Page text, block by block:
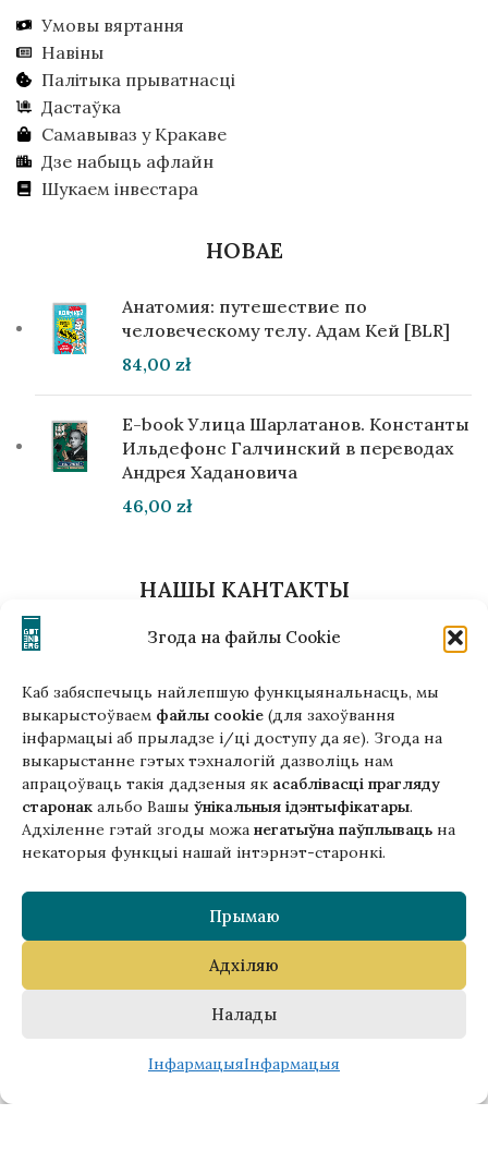
Згода на файлы Cookie
Каб забяспечыць найлепшую функцыянальнасць, мы
выкарыстоўваем файлы cookie (для захоўвання
інфармацыі аб прыладзе і/ці доступу да яе). Згода на
выкарыстанне гэтых тэхналогій дазволіць нам
апрацоўваць такія дадзеныя як асаблівасці прагляду
старонак альбо Вашы ўнікальныя ідэнтыфікатары.
Адхіленне гэтай згоды можа негатыўна паўплываць на
некаторыя функцыі нашай інтэрнэт-старонкі.
Прымаю
Адхіляю
Налады
ІнфармацыяІнфармацыя
Гэтая версія сайта створана
ў рамках праекта ArtPower
Умовы вяртання
Навіны
Палітыка прыватнасці
Дастаўка
Самавываз у Кракаве
Дзе набыць афлайн
Шукаем інвестара
НОВАЕ
Анатомия: путешествие по
человеческому телу. Адам Кей [BLR]
84,00 zł
E-book Улица Шарлатанов. Константы
Ильдефонс Галчинский в переводах
Андрея Хадановича
46,00 zł
НАШЫ КАНТАКТЫ
вул. Лабзоўская, 15 /15 (ul. Łobzowska, 15/15) Кракаў,
Польшча
office (на) gutenbergpublisher.eu
Напісаць нам!